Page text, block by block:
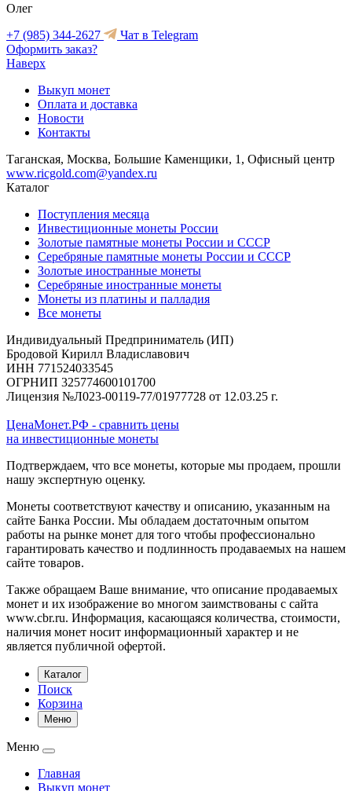
Олег
+7 (985) 344-2627
Чат в Telegram
Оформить заказ?
Наверх
Выкуп монет
Оплата и доставка
Новости
Контакты
Таганская, Москва, Большие Каменщики, 1, Офисный центр
www.ricgold.com@yandex.ru
Каталог
Поступления месяца
Инвестиционные монеты России
Золотые памятные монеты России и СССР
Серебряные памятные монеты России и СССР
Золотые иностранные монеты
Серебряные иностранные монеты
Монеты из платины и палладия
Все монеты
Индивидуальный Предприниматель (ИП)
Бродовой Кирилл Владиславович
ИНН 771524033545
ОГРНИП 325774600101700
Лицензия №Л023-00119-77/01977728 от 12.03.25 г.
ЦенаМонет.РФ - сравнить цены
на инвестиционные монеты
Подтверждаем, что все монеты, которые мы продаем, прошли
нашу экспертную оценку.
Монеты соответствуют качеству и описанию, указанным на
сайте Банка России. Мы обладаем достаточным опытом
работы на рынке монет для того чтобы профессионально
гарантировать качество и подлинность продаваемых на нашем
сайте товаров.
Также обращаем Ваше внимание, что описание продаваемых
монет и их изображение во многом заимствованы с сайта
www.cbr.ru. Информация, касающаяся количества, стоимости,
наличия монет носит информационный характер и не
является публичной офертой.
Каталог
Поиск
Корзина
Меню
Меню
Главная
Выкуп монет